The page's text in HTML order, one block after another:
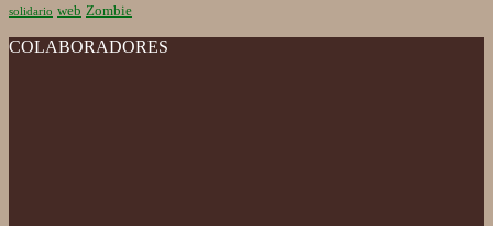
solidario web Zombie
COLABORADORES